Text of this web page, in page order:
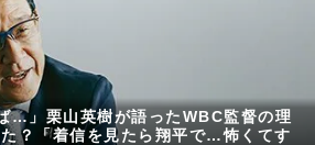
…」栗山英樹が語ったWBC監督の理
？「着信を見たら翔平で…怖くてす